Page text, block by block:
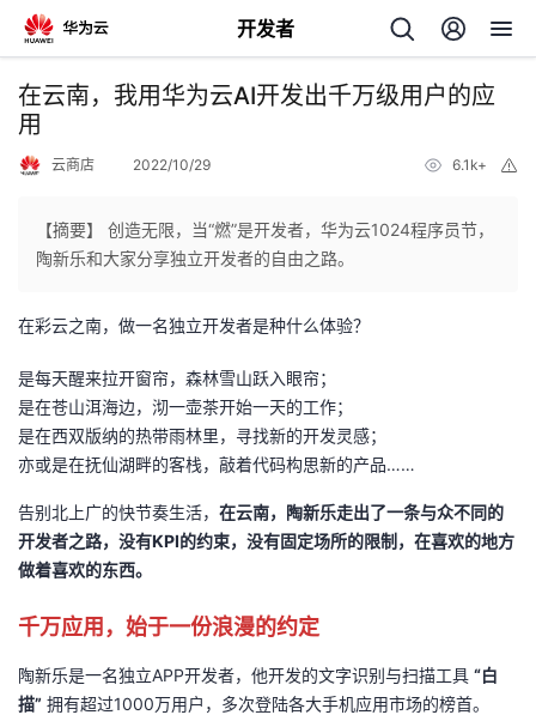
开发者
返
回
主
页
的
开
发
者
我
的
我
在云南，我用华为云AI开发出千万级用户的应
用
云商店 2022/10/29 6.1k+
【摘要】 创造无限，当“燃”是开发者，华为云1024程序员节，
陶新乐和大家分享独立开发者的自由之路。
在彩云之南，做一名独立开发者是种什么体验？
是每天醒来拉开窗帘，森林雪山跃入眼帘；
是在苍山洱海边，沏一壶茶开始一天的工作；
是在西双版纳的热带雨林里，寻找新的开发灵感；
亦或是在抚仙湖畔的客栈，敲着代码构思新的产品……
告别北上广的快节奏生活， 在云南，陶新乐走出了一条与众不同的
开发者之路，没有KPI的约束，没有固定场所的限制，在喜欢的地方
做着喜欢的东西。
千万应用，始于一份浪漫的约定
陶新乐是一名独立APP开发者，他开发的文字识别与扫描工具 “白
描” 拥有超过1000万用户，多次登陆各大手机应用市场的榜首。